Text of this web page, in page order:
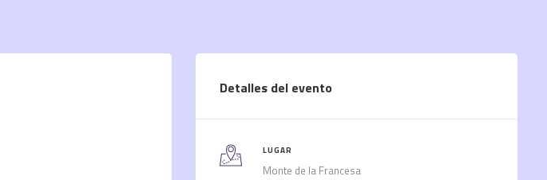
Detalles del evento
LUGAR
Monte de la Francesa